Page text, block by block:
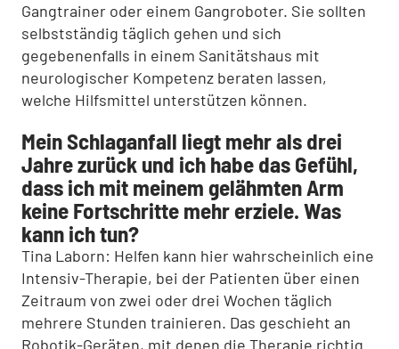
Gangtrainer oder einem Gangroboter. Sie sollten
selbstständig täglich gehen und sich
gegebenenfalls in einem Sanitätshaus mit
neurologischer Kompetenz beraten lassen,
welche Hilfsmittel unterstützen können.
Mein Schlaganfall liegt mehr als drei
Jahre zurück und ich habe das Gefühl,
dass ich mit meinem gelähmten Arm
keine Fortschritte mehr erziele. Was
kann ich tun?
Tina Laborn: Helfen kann hier wahrscheinlich eine
Intensiv-Therapie, bei der Patienten über einen
Zeitraum von zwei oder drei Wochen täglich
mehrere Stunden trainieren. Das geschieht an
Robotik-Geräten, mit denen die Therapie richtig